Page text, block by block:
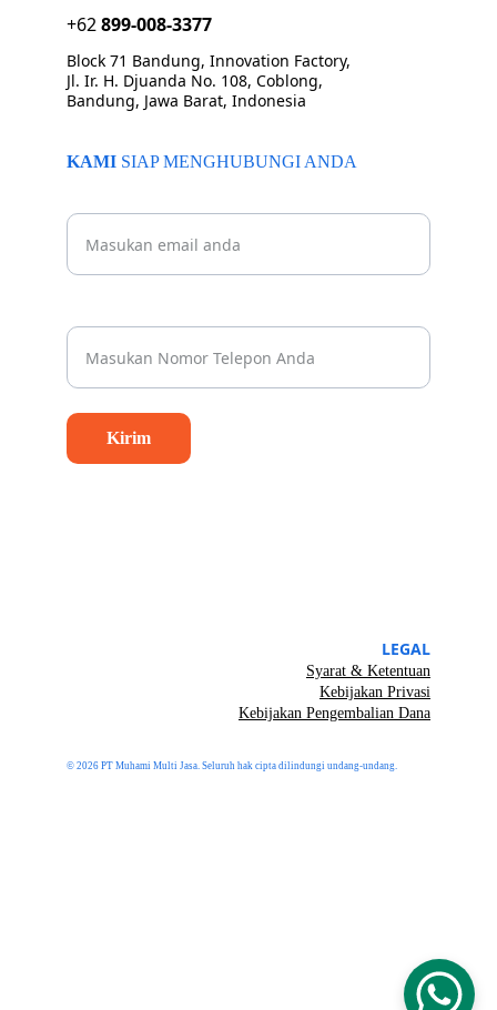
KAMI SIAP MENGHUBUNGI ANDA
+62 899-008-3377
Kirim
© 2026 PT Muhami Multi Jasa. Seluruh hak cipta dilindungi undang-undang.
Syarat & Ketentuan
Kebijakan Privasi
LEGAL
Kebijakan Pengembalian Dana
Block 71 Bandung, Innovation Factory,
Jl. Ir. H. Djuanda No. 108, Coblong,
Bandung, Jawa Barat, Indonesia